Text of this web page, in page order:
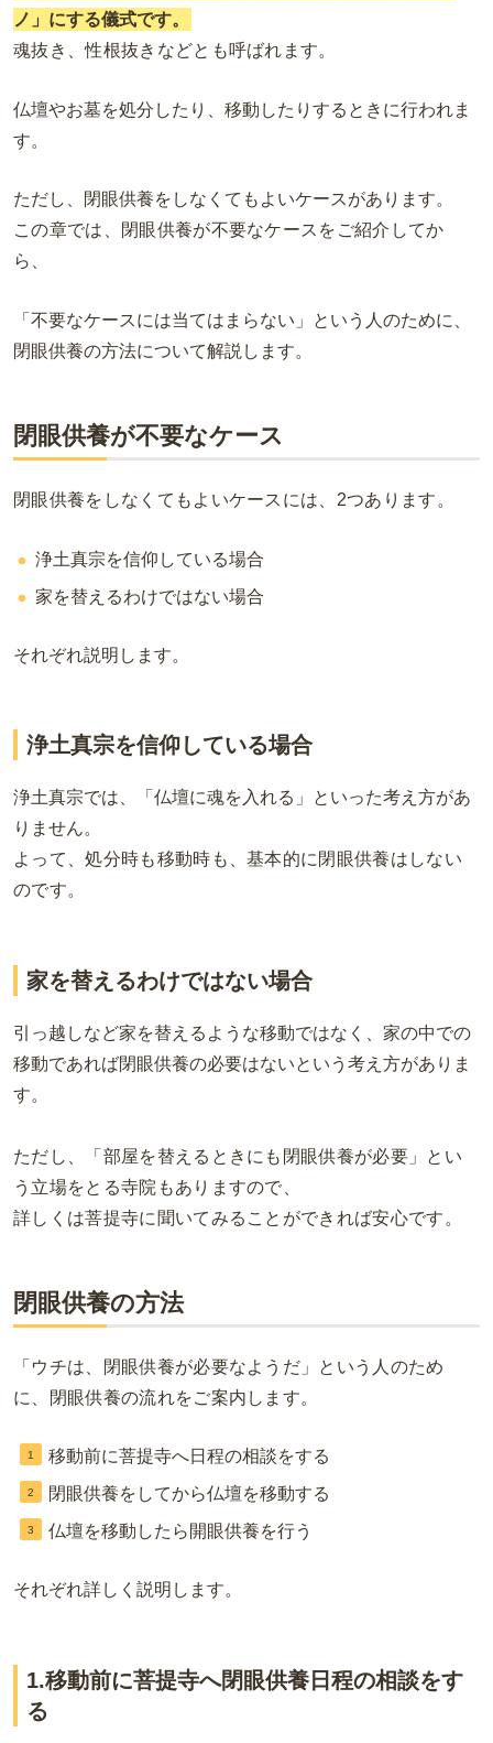
ノ」にする儀式です。
魂抜き、性根抜きなどとも呼ばれます。
仏壇やお墓を処分したり、移動したりするときに行われま
す。
ただし、閉眼供養をしなくてもよいケースがあります。
この章では、閉眼供養が不要なケースをご紹介してか
ら、
「不要なケースには当てはまらない」という人のために、
閉眼供養の方法について解説します。
閉眼供養が不要なケース
閉眼供養をしなくてもよいケースには、 2つあります。
浄土真宗を信仰している場合
家を替えるわけではない場合
それぞれ説明します。
浄土真宗を信仰している場合
浄土真宗では、「仏壇に魂を入れる」といった考え方があ
りません。
よって、処分時も移動時も、基本的に閉眼供養はしない
のです。
家を替えるわけではない場合
引っ越しなど家を替えるような移動ではなく、家の中での
移動であれば閉眼供養の必要はないという考え方がありま
す。
ただし、「部屋を替えるときにも閉眼供養が必要」とい
う立場をとる寺院もありますので、
詳しくは菩提寺に聞いてみることができれば安心です。
閉眼供養の方法
「ウチは、閉眼供養が必要なようだ」という人のため
に、閉眼供養の流れをご案内します。
移動前に菩提寺へ日程の相談をする
閉眼供養をしてから仏壇を移動する
仏壇を移動したら開眼供養を行う
それぞれ詳しく説明します。
1.移動前に菩提寺へ閉眼供養日程の相談をす
る